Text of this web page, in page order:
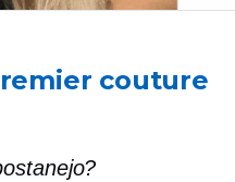
couture